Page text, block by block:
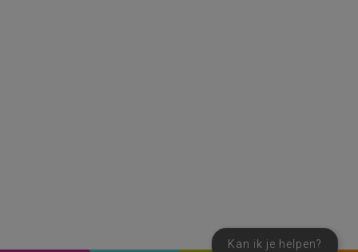
Kan ik je helpen?